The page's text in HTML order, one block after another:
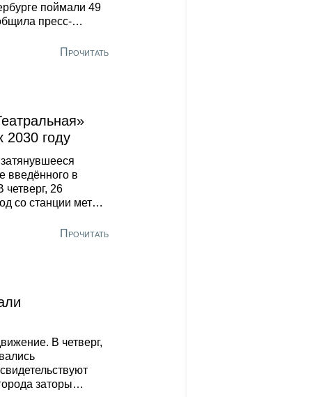
поймали 49
пресс-
187 тысячПрочитать
2030 году
введённого в
четверг, 26
со станции метро
вице-
Прочитать
В четверг,
заторы